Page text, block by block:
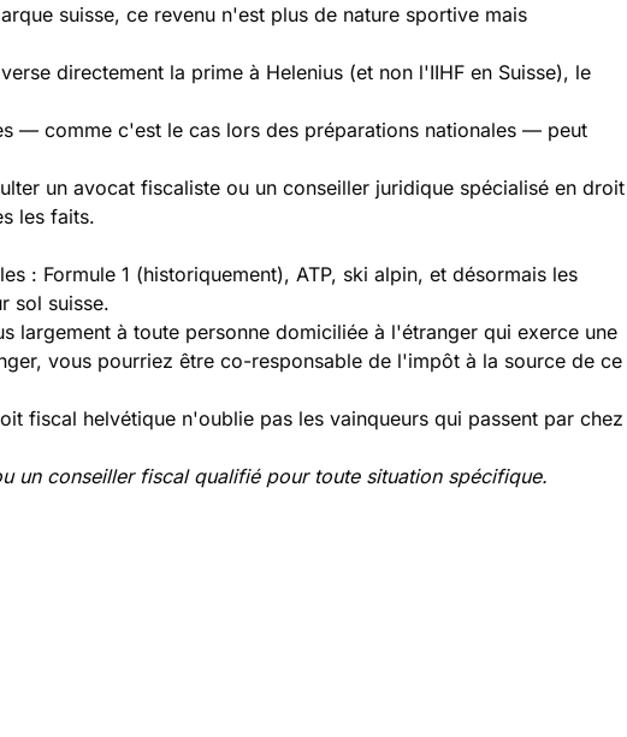
suisse, ce revenu n'est plus de nature sportive mais
directement la prime à Helenius (et non l'IIHF en Suisse), le
— comme c'est le cas lors des préparations nationales — peut
un avocat fiscaliste ou un conseiller juridique spécialisé en droit
les faits.
: Formule 1 (historiquement), ATP, ski alpin, et désormais les
sol suisse.
largement à toute personne domiciliée à l'étranger qui exerce une
vous pourriez être co-responsable de l'impôt à la source de ce
fiscal helvétique n'oublie pas les vainqueurs qui passent par chez
un conseiller fiscal qualifié pour toute situation spécifique.